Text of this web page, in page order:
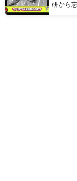
研から